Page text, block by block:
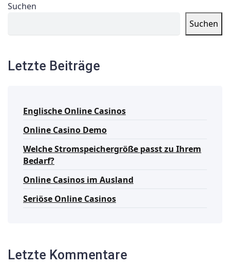
Suchen
Suchen
Letzte Beiträge
Englische Online Casinos
Online Casino Demo
Welche Stromspeichergröße passt zu Ihrem
Bedarf?
Online Casinos im Ausland
Seriöse Online Casinos
Letzte Kommentare